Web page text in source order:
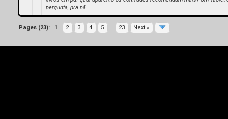
pergunta, pra nã...
Pages (23): 1 2 3 4 5 ... 23 Next »